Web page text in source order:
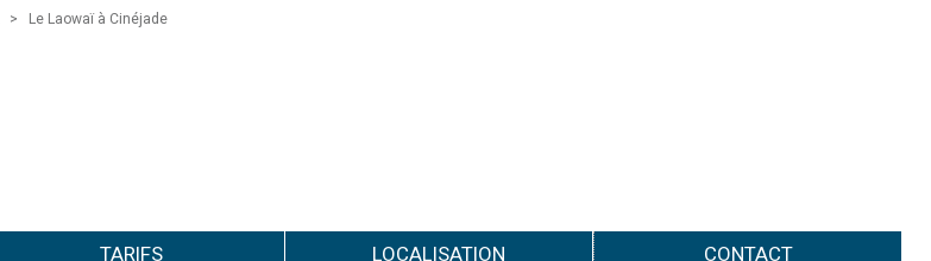
> Le Laowaï à Cinéjade
TARIFS LOCALISATION CONTACT